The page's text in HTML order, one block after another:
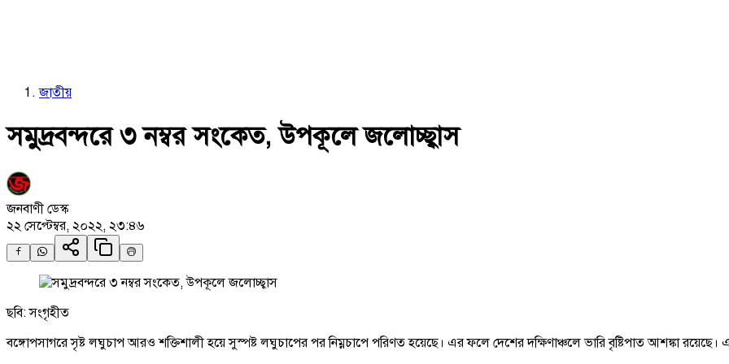
জাতীয়
সমুদ্রবন্দরে ৩ নম্বর সংকেত, উপকূলে জলোচ্ছ্বাস
জনবাণী ডেস্ক
২২ সেপ্টেম্বর, ২০২২, ২৩:৪৬
ছবি: সংগৃহীত
বঙ্গোপসাগরে সৃষ্ট লঘুচাপ আরও শক্তিশালী হয়ে সুস্পষ্ট লঘুচাপের পর নিম্নচাপে পরিণত হয়েছে। এর ফলে দেশের দক্ষিণাঞ্চলে ভারি বৃষ্টিপাত আশঙ্কা